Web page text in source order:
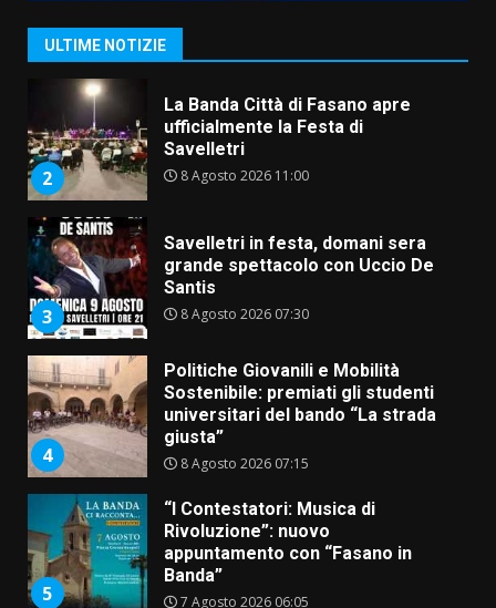
ULTIME NOTIZIE
2
3
Savelletri in festa, domani sera
grande spettacolo con Uccio De
Santis
8 Agosto 2026 07:30
4
Politiche Giovanili e Mobilità
Sostenibile: premiati gli studenti
universitari del bando “La strada
giusta”
8 Agosto 2026 07:15
5
“I Contestatori: Musica di
Rivoluzione”: nuovo
appuntamento con “Fasano in
Banda”
7 Agosto 2026 06:05
6
US Fasano, Scianaro: “Profonda
amarezza per esclusione dal
campionato di calcio”